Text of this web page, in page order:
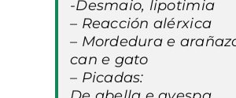
-Desmaio, lipotimia
– Reacción alérxica
– Mordedura e
can e gato
– Picadas: